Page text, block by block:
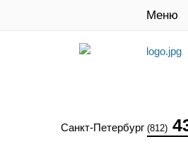
Меню
Санкт-Петербург (812)